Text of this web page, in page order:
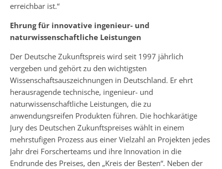
erreichbar ist.“
Ehrung für innovative ingenieur- und
naturwissenschaftliche Leistungen
Der Deutsche Zukunftspreis wird seit 1997 jährlich
vergeben und gehört zu den wichtigsten
Wissenschaftsauszeichnungen in Deutschland. Er ehrt
herausragende technische, ingenieur- und
naturwissenschaftliche Leistungen, die zu
anwendungsreifen Produkten führen. Die hochkarätige
Jury des Deutschen Zukunftspreises wählt in einem
mehrstufigen Prozess aus einer Vielzahl an Projekten jedes
Jahr drei Forscherteams und ihre Innovation in die
Endrunde des Preises, den „Kreis der Besten“. Neben der